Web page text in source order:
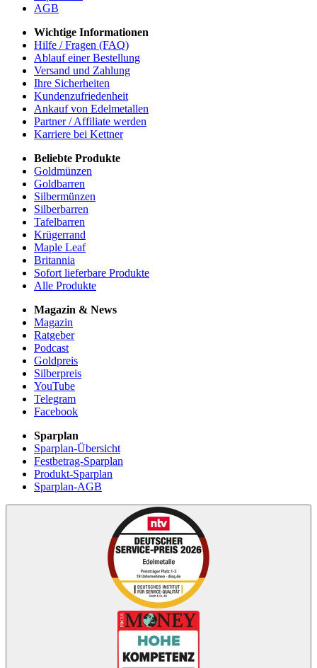
AGB
Wichtige Informationen
Hilfe / Fragen (FAQ)
Ablauf einer Bestellung
Versand und Zahlung
Ihre Sicherheiten
Kundenzufriedenheit
Ankauf von Edelmetallen
Partner / Affiliate werden
Karriere bei Kettner
Beliebte Produkte
Goldmünzen
Goldbarren
Silbermünzen
Silberbarren
Tafelbarren
Krügerrand
Maple Leaf
Britannia
Sofort lieferbare Produkte
Alle Produkte
Magazin & News
Magazin
Ratgeber
Podcast
Goldpreis
Silberpreis
YouTube
Telegram
Facebook
Sparplan
Sparplan-Übersicht
Festbetrag-Sparplan
Produkt-Sparplan
Sparplan-AGB